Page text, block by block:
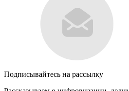
Подписывайтесь на рассылку